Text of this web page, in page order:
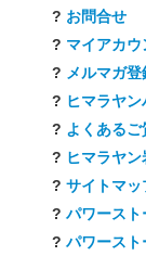
? お問合せ
? マイアカウ
? メルマガ
? ヒマラヤ
? よくあるご
? ヒマラヤ
? サイトマッ
? パワースト
? パワースト